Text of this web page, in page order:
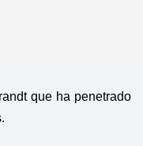
que ha penetrado